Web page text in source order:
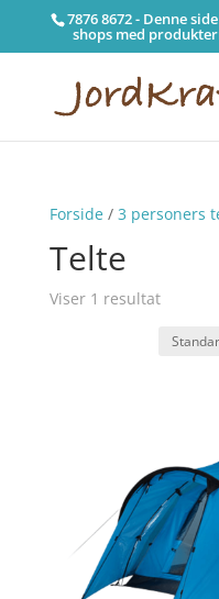
7876 8672 - Denne
shops med
Forside/ 3 personers
Telte
Viser 1 resultat